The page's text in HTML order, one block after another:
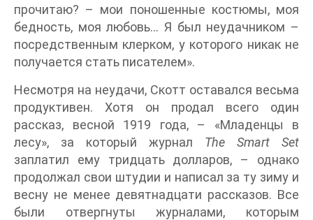
прочитаю? – мои поношенные костюмы, моя
бедность, моя любовь… Я был неудачником –
посредственным клерком, у которого никак не
получается стать писателем».
Несмотря на неудачи, Скотт оставался весьма
продуктивен. Хотя он продал всего один
рассказ, весной 1919 года, – «Младенцы в
лесу», за который журнал The Smart Set
заплатил ему тридцать долларов, – однако
продолжал свои штудии и написал за ту зиму и
весну не менее девятнадцати рассказов. Все
были отвергнуты журналами, которым